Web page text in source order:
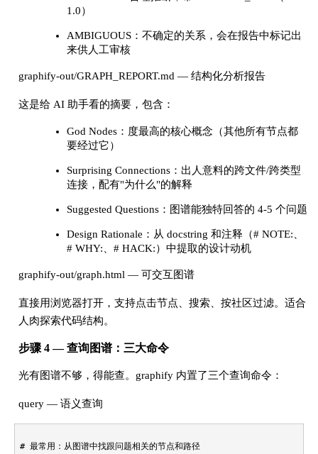
"source": "Attention",
"target" : "Adam",
"confidence"
:
"confidence_score"
: 0.87
1.0）
AMBIGUOUS：不确定的关系，会在报告中标记出
来供人工审核
graphify-out/GRAPH_REPORT.md — 结构化分析报告
这是给 AI 助手看的摘要，包含：
God Nodes：度最高的核心概念（其他所有节点都
要经过它）
Surprising Connections：出人意料的跨文件/跨类型
连接，配有"为什么"的解释
Suggested Questions：图谱能独特回答的 4-5 个问题
Design Rationale：从 docstring 和注释（# NOTE:、
# WHY:、# HACK:）中提取的设计动机
graphify-out/graph.html — 可交互图谱
直接用浏览器打开，支持点击节点、搜索、按社区过滤。适合
人肉探索代码结构。
步骤 4 — 查询图谱：三大命令
光有图谱不够，得能查。graphify 内置了三个查询命令：
query — 语义查询
# 最常用：从图谱中找跟问题相关的节点和路径